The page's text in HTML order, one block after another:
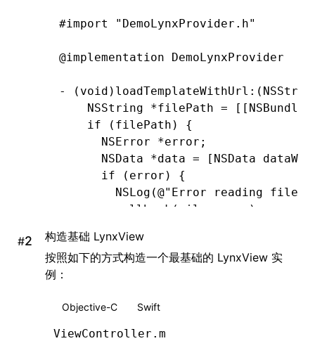
#import "DemoLynxProvider.h"
@implementation DemoLynxProvider
- ( void ) loadTemplateWithUrl : (
    NSString
*filePath = [[ NSBundle
    if
(filePath) {
      NSError
*error;
      NSData
*data = [ NSData
      if
(error) {
        NSLog
(@"Error reading file:
        callback(
nil error)
        callback(data
      }
    }
#
构造基础 LynxView
按照如下的方式构造一个最基础的 LynxView 实
例：
Objective-C Swift
ViewController.m